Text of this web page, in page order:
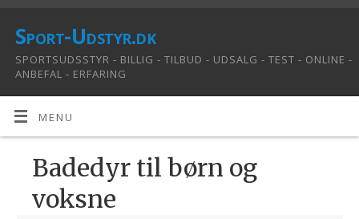
Sport-Udstyr.dk
SPORTSUDSSTYR - BILLIG - TILBUD - UDSALG - TEST - ONLINE -
ANBEFAL - ERFARING
MENU
Badedyr til børn og
voksne